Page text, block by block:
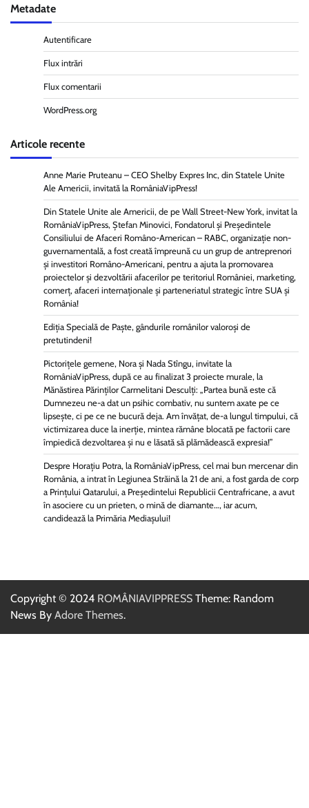
Metadate
Autentificare
Flux intrări
Flux comentarii
WordPress.org
Articole recente
Anne Marie Pruteanu – CEO Shelby Expres Inc, din Statele Unite
Ale Americii, invitată la RomâniaVipPress!
Din Statele Unite ale Americii, de pe Wall Street-New York, invitat la
RomâniaVipPress, Ștefan Minovici, Fondatorul și Președintele
Consiliului de Afaceri Româno-American – RABC, organizație non-
guvernamentală, a fost creată împreună cu un grup de antreprenori
și investitori Româno-Americani, pentru a ajuta la promovarea
proiectelor și dezvoltării afacerilor pe teritoriul României, marketing,
comerț, afaceri internaționale și parteneriatul strategic între SUA și
România!
Ediția Specială de Paște, gândurile românilor valoroși de
pretutindeni!
Pictorițele gemene, Nora și Nada Stîngu, invitate la
RomâniaVipPress, după ce au finalizat 3 proiecte murale, la
Mănăstirea Părinților Carmelitani Desculți: „Partea bună este că
Dumnezeu ne-a dat un psihic combativ, nu suntem axate pe ce
lipsește, ci pe ce ne bucură deja. Am învățat, de-a lungul timpului, că
victimizarea duce la inerție, mintea rămâne blocată pe factorii care
împiedică dezvoltarea și nu e lăsată să plămădească expresia!”
Despre Horațiu Potra, la RomâniaVipPress, cel mai bun mercenar din
România, a intrat în Legiunea Străină la 21 de ani, a fost garda de corp
a Prințului Qatarului, a Președintelui Republicii Centrafricane, a avut
în asociere cu un prieten, o mină de diamante…, iar acum,
candidează la Primăria Mediașului!
Copyright © 2024 ROMÂNIAVIPPRESS Theme: Random
News By Adore Themes.